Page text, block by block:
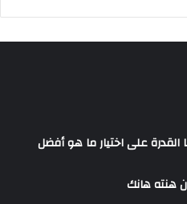
القدرة على اختيار ما هو أفضل
هنته هانك